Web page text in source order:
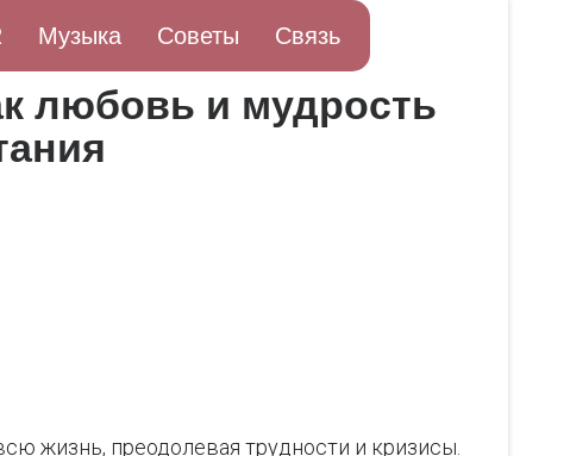
Музыка Советы Связь
любовь и мудрость
жизнь, преодолевая трудности и кризисы.